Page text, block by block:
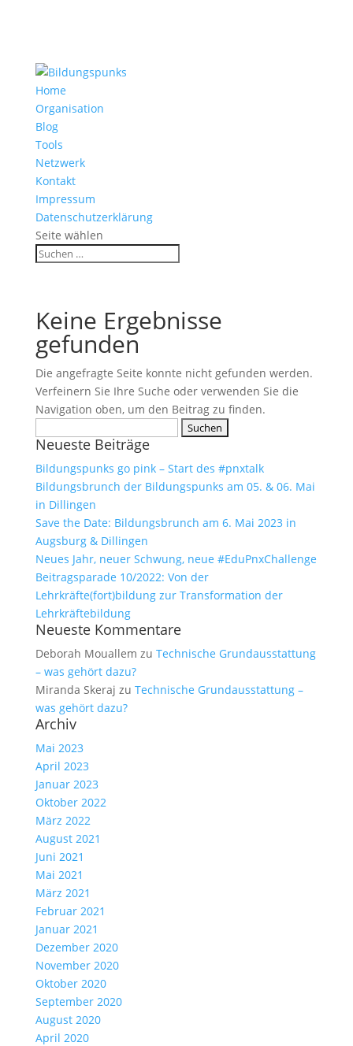
Home
Organisation
Blog
Tools
Netzwerk
Kontakt
Impressum
Datenschutzerklärung
Seite wählen
Keine Ergebnisse
gefunden
Die angefragte Seite konnte nicht gefunden werden.
Verfeinern Sie Ihre Suche oder verwenden Sie die
Navigation oben, um den Beitrag zu finden.
nach:
Neueste Beiträge
Bildungspunks go pink – Start des #pnxtalk
Bildungsbrunch der Bildungspunks am 05. & 06. Mai
in Dillingen
Save the Date: Bildungsbrunch am 6. Mai 2023 in
Augsburg & Dillingen
Neues Jahr, neuer Schwung, neue #EduPnxChallenge
Beitragsparade 10/2022: Von der
Lehrkräfte(fort)bildung zur Transformation der
Lehrkräftebildung
Neueste Kommentare
Deborah Mouallem zu Technische Grundausstattung
– was gehört dazu?
Miranda Skeraj zu Technische Grundausstattung –
was gehört dazu?
Archiv
Mai 2023
April 2023
Januar 2023
Oktober 2022
März 2022
August 2021
Juni 2021
Mai 2021
März 2021
Februar 2021
Januar 2021
Dezember 2020
November 2020
Oktober 2020
September 2020
August 2020
April 2020